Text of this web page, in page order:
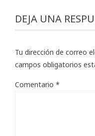
DEJA UNA
Tu dirección de correo
campos obligatorios
Comentario *